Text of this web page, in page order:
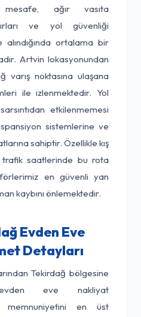
ağır vasıta
ve yol güvenliği
ortalama bir
Artvin lokasyonundan
varış noktasına ulaşana
ile izlenmektedir. Yol
etkilenmemesi
sistemlerine ve
sahiptir. Özellikle kış
saatlerinde bu rota
en güvenli yan
kaybını önlemektedir.
Evden Eve
Detayları
Tekirdağ bölgesine
evden eve nakliyat
memnuniyetini en üst